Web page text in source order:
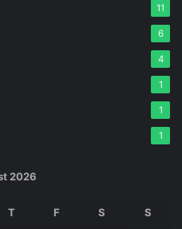
11
6
4
1
1
1
2026
T F S S